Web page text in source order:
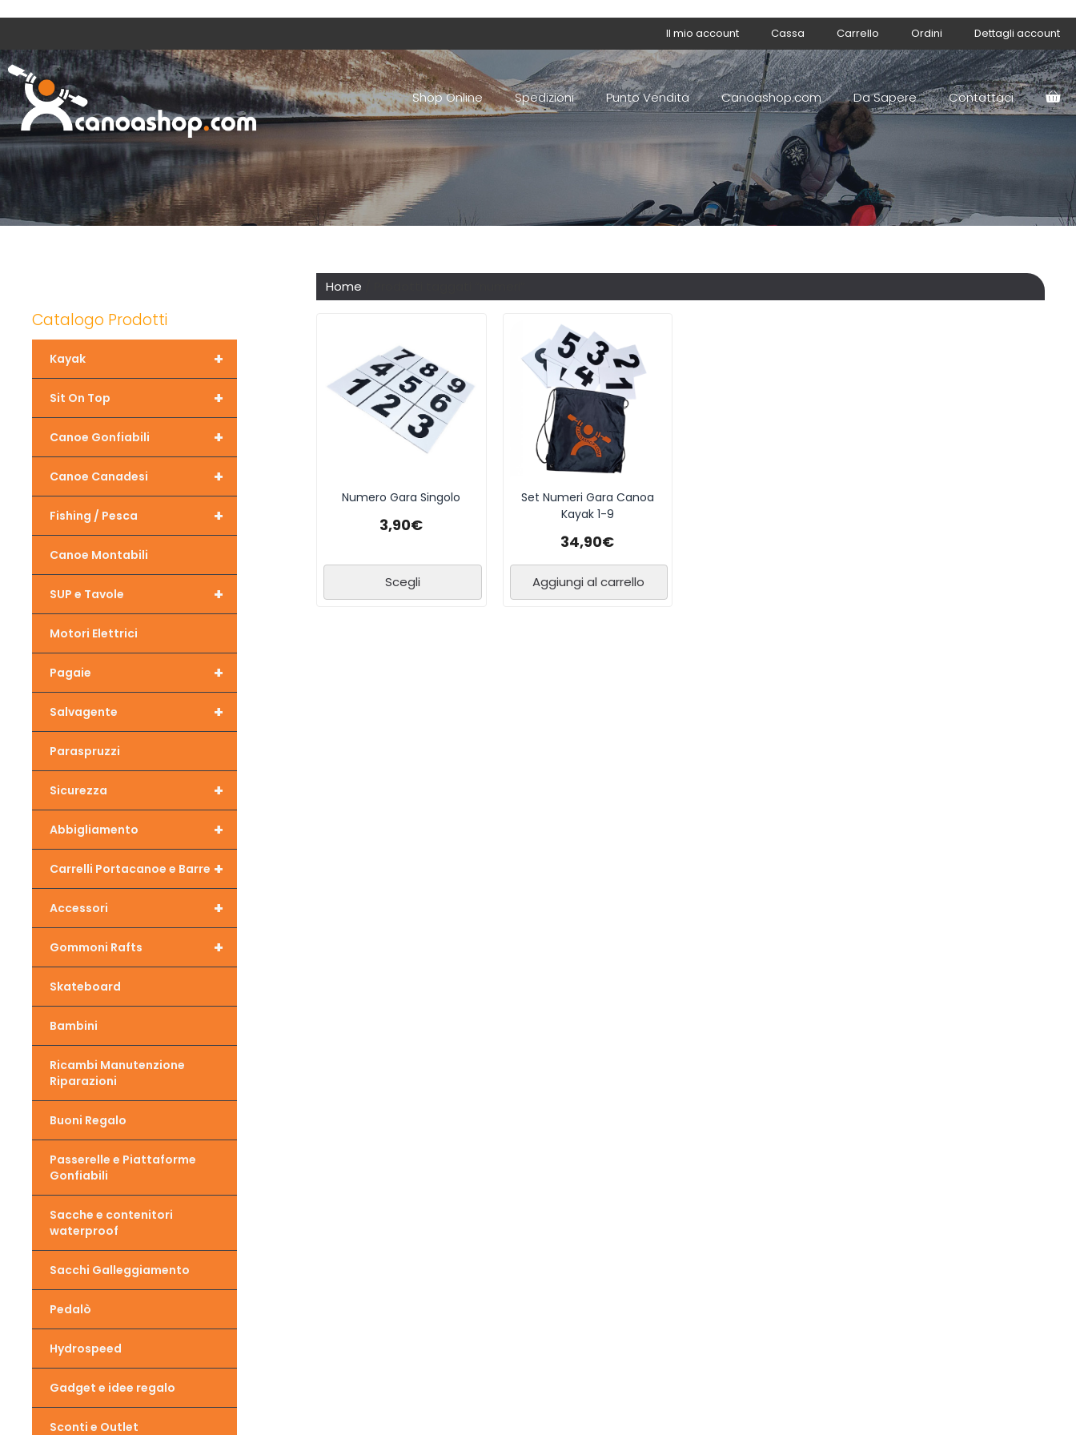
Il mio account Cassa Carrello Ordini Dettagli account
Shop Online Spedizioni Punto Vendita Canoashop.com Da Sapere Contattaci
Home
Numero Gara Singolo
3,90€
Scegli
Set Numeri Gara Canoa
Kayak 1-9
34,90€
Aggiungi al carrello
Catalogo Prodotti
+
Kayak
+
Sit On Top
+
Canoe Gonfiabili
+
Canoe Canadesi
+
Fishing / Pesca
Canoe Montabili
+
SUP e Tavole
Motori Elettrici
+
Pagaie
+
Salvagente
Paraspruzzi
+
Sicurezza
+
Abbigliamento
+
Carrelli Portacanoe e Barre
+
Accessori
+
Gommoni Rafts
Skateboard
Bambini
Ricambi Manutenzione
Riparazioni
Buoni Regalo
Passerelle e Piattaforme
Gonfiabili
Sacche e contenitori
waterproof
Sacchi Galleggiamento
Pedalò
Hydrospeed
Gadget e idee regalo
Sconti e Outlet